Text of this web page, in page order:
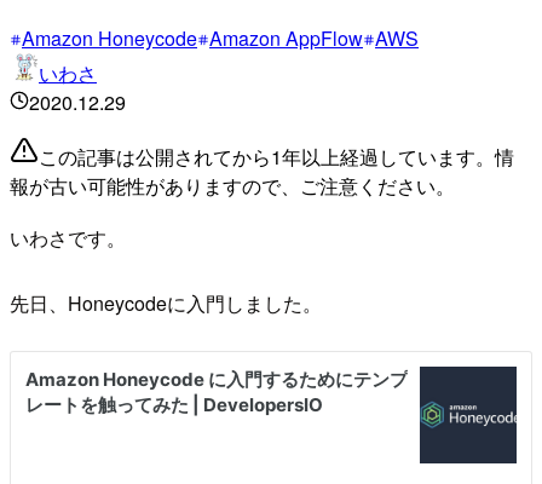
Amazon Honeycode Amazon AppFlow AWS
いわさ
2020.12.29
この記事は公開されてから1年以上経過しています。情
報が古い可能性がありますので、ご注意ください。
いわさです。
先日、Honeycodeに入門しました。